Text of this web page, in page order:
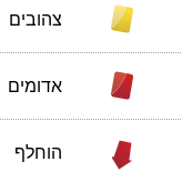
צהובים
אדומים
הוחלף